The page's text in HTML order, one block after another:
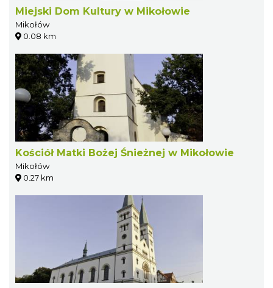
Miejski Dom Kultury w Mikołowie
Mikołów
0.08 km
Kościół Matki Bożej Śnieżnej w Mikołowie
Mikołów
0.27 km